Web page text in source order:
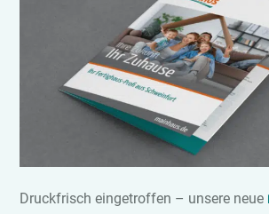
Druckfrisch eingetroffen – unsere neue